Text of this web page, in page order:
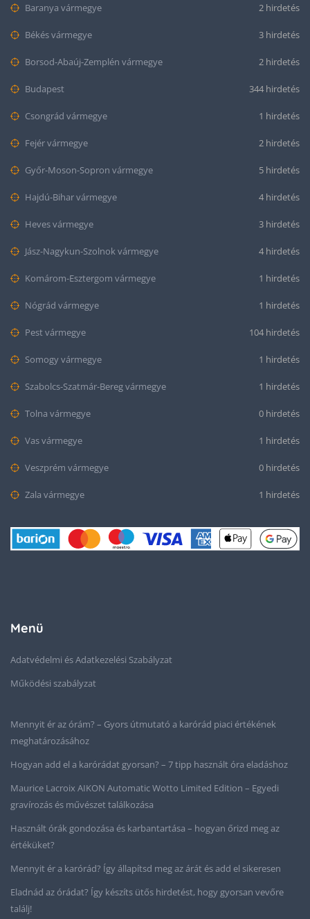
Baranya vármegye 2 hirdetés
Békés vármegye 3 hirdetés
Borsod-Abaúj-Zemplén vármegye 2 hirdetés
Budapest 344 hirdetés
Csongrád vármegye 1 hirdetés
Fejér vármegye 2 hirdetés
Győr-Moson-Sopron vármegye 5 hirdetés
Hajdú-Bihar vármegye 4 hirdetés
Heves vármegye 3 hirdetés
Jász-Nagykun-Szolnok vármegye 4 hirdetés
Komárom-Esztergom vármegye 1 hirdetés
Nógrád vármegye 1 hirdetés
Pest vármegye 104 hirdetés
Somogy vármegye 1 hirdetés
Szabolcs-Szatmár-Bereg vármegye 1 hirdetés
Tolna vármegye 0 hirdetés
Vas vármegye 1 hirdetés
Veszprém vármegye 0 hirdetés
Zala vármegye 1 hirdetés
Menü
Adatvédelmi és Adatkezelési Szabályzat
Működési szabályzat
Mennyit ér az órám? – Gyors útmutató a karórád piaci értékének
meghatározásához
Hogyan add el a karórádat gyorsan? – 7 tipp használt óra eladáshoz
Maurice Lacroix AIKON Automatic Wotto Limited Edition – Egyedi
gravírozás és művészet találkozása
Használt órák gondozása és karbantartása – hogyan őrizd meg az
értéküket?
Mennyit ér a karórád? Így állapítsd meg az árát és add el sikeresen
Eladnád az órádat? Így készíts ütős hirdetést, hogy gyorsan vevőre
találj!